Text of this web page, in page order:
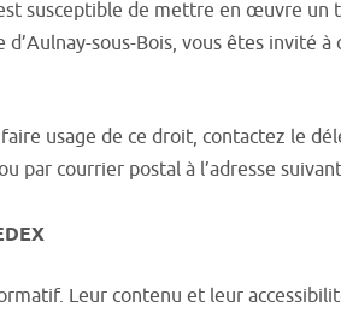
susceptible de mettre en œuvre
sous-Bois, vous êtes invité
usage de ce droit, contactez le
par courrier postal à l’adresse
Leur contenu et leur